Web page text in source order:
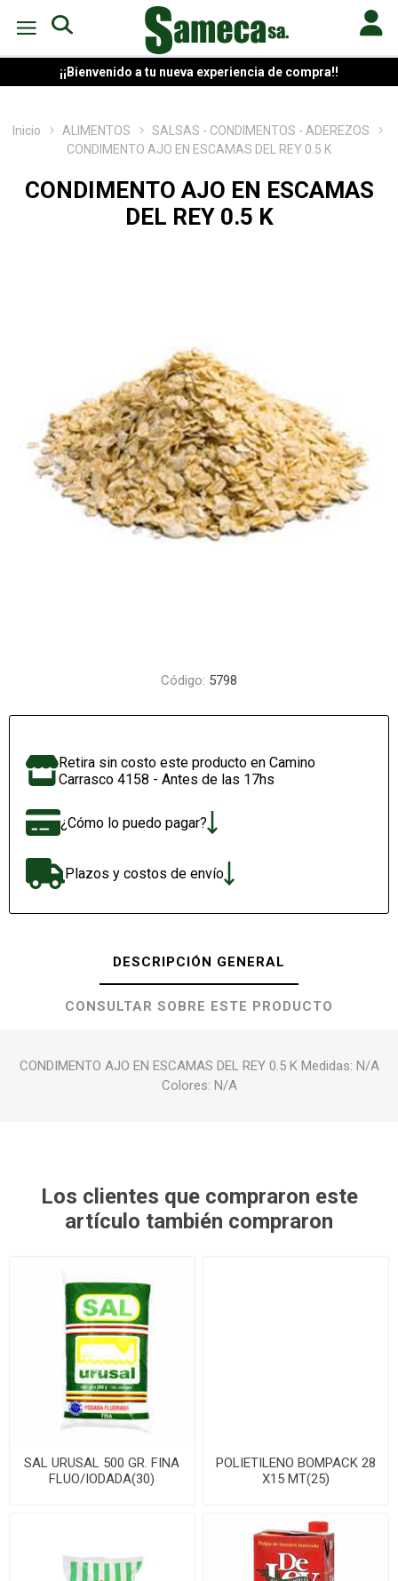
¡¡Bienvenido a tu nueva experiencia de compra!!
Inicio ALIMENTOS
SALSAS - CONDIMENTOS - ADEREZOS
CONDIMENTO AJO EN ESCAMAS DEL REY 0.5 K
CONDIMENTO AJO EN ESCAMAS
DEL REY 0.5 K
Código: 5798
Retira sin costo este producto en Camino
Carrasco 4158 - Antes de las 17hs
¿Cómo lo puedo pagar?
Plazos y costos de envío
DESCRIPCIÓN GENERAL
CONSULTAR SOBRE ESTE PRODUCTO
CONDIMENTO AJO EN ESCAMAS DEL REY 0.5 K Medidas: N/A
Colores: N/A
Los clientes que compraron este
artículo también compraron
SAL URUSAL 500 GR. FINA
FLUO/IODADA(30)
POLIETILENO BOMPACK 28
X15 MT(25)